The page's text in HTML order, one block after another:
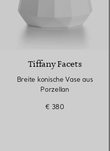
Tiffany Facets
Breite konische Vase aus
Porzellan
€ 380
konische Vase aus